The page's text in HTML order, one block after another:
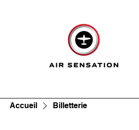
Accueil Billetterie